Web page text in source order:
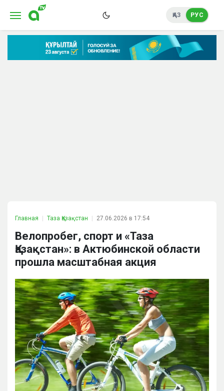
ҚАЗ РУС
Главная Таза Қазақстан 27.06.2026 в 17:54
Велопробег, спорт и «Таза
Қазақстан»: в Актюбинской области
прошла масштабная акция